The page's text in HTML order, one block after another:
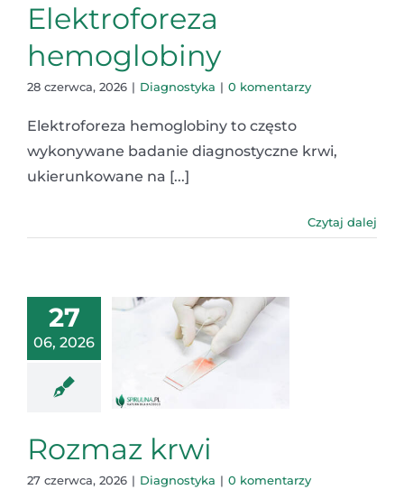
Elektroforeza
hemoglobiny
28 czerwca, 2026 | Diagnostyka | 0 komentarzy
Elektroforeza hemoglobiny to często
wykonywane badanie diagnostyczne krwi,
ukierunkowane na [...]
Czytaj dalej
27
06, 2026
Rozmaz krwi
27 czerwca, 2026 | Diagnostyka | 0 komentarzy